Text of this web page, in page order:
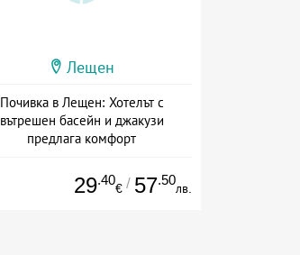
Лещен
Почивка в Лещен: Хотелът с
вътрешен басейн и джакузи
предлага комфорт
29.40
€ / 57.50
лв.